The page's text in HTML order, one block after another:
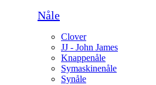
Nåle
Clover
JJ - John James
Knappenåle
Symaskinenåle
Synåle